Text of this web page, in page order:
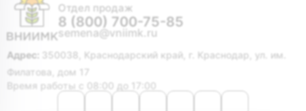
Отдел продаж
8 (800) 700-75-85
semena@vniimk.ru
Адрес:
350038, Краснодарский край, г. Краснодар, ул. им.
Филатова, дом 17
Время работы с 08:00 до 17:00